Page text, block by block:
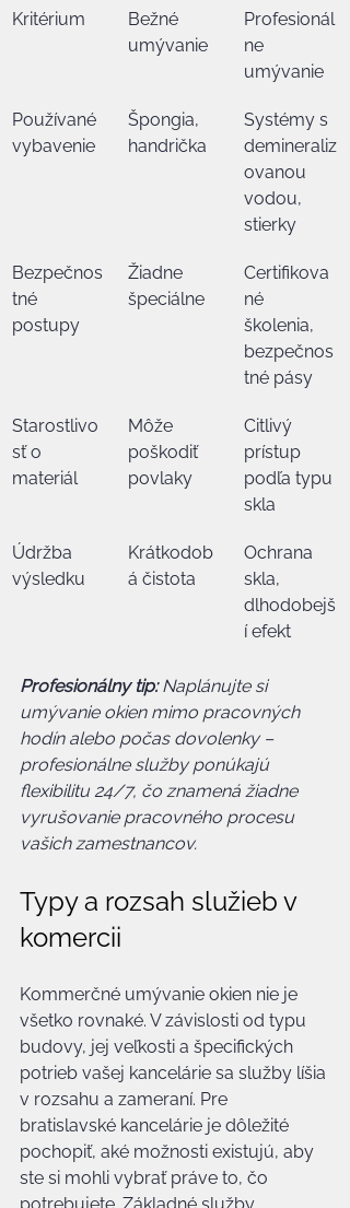
Kritérium
Bežné
umývanie
Profesionál
ne
umývanie
Používané
vybavenie
Špongia,
handrička
Systémy s
demineraliz
ovanou
vodou,
stierky
Bezpečnos
tné
postupy
Žiadne
špeciálne
Certifikova
né
školenia,
bezpečnos
tné pásy
Starostlivo
sť o
materiál
Môže
poškodiť
povlaky
Citlivý
prístup
podľa typu
skla
Údržba
výsledku
Krátkodob
á čistota
Ochrana
skla,
dlhodobejš
í efekt
Profesionálny tip: Naplánujte si
umývanie okien mimo pracovných
hodín alebo počas dovolenky –
profesionálne služby ponúkajú
flexibilitu 24/7, čo znamená žiadne
vyrušovanie pracovného procesu
vašich zamestnancov.
Typy a rozsah služieb v
komercii
Kommerčné umývanie okien nie je
všetko rovnaké. V závislosti od typu
budovy, jej veľkosti a špecifických
potrieb vašej kancelárie sa služby líšia
v rozsahu a zameraní. Pre
bratislavské kancelárie je dôležité
pochopiť, aké možnosti existujú, aby
ste si mohli vybrať práve to, čo